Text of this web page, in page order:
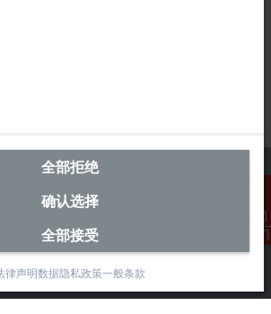
联系我们
易(上海)有限公司
9-10 号
全部拒绝
确认选择
全部接受
律声明数据隐私政策一般条款